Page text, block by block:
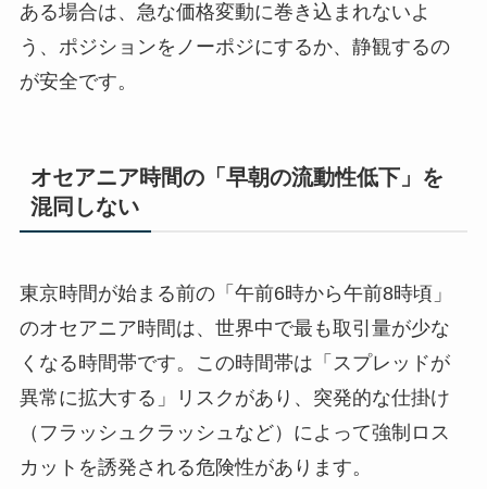
ある場合は、急な価格変動に巻き込まれないよ
う、ポジションをノーポジにするか、静観するの
が安全です。
オセアニア時間の「早朝の流動性低下」を
混同しない
東京時間が始まる前の「午前6時から午前8時頃」
のオセアニア時間は、世界中で最も取引量が少な
くなる時間帯です。この時間帯は「スプレッドが
異常に拡大する」リスクがあり、突発的な仕掛け
（フラッシュクラッシュなど）によって強制ロス
カットを誘発される危険性があります。